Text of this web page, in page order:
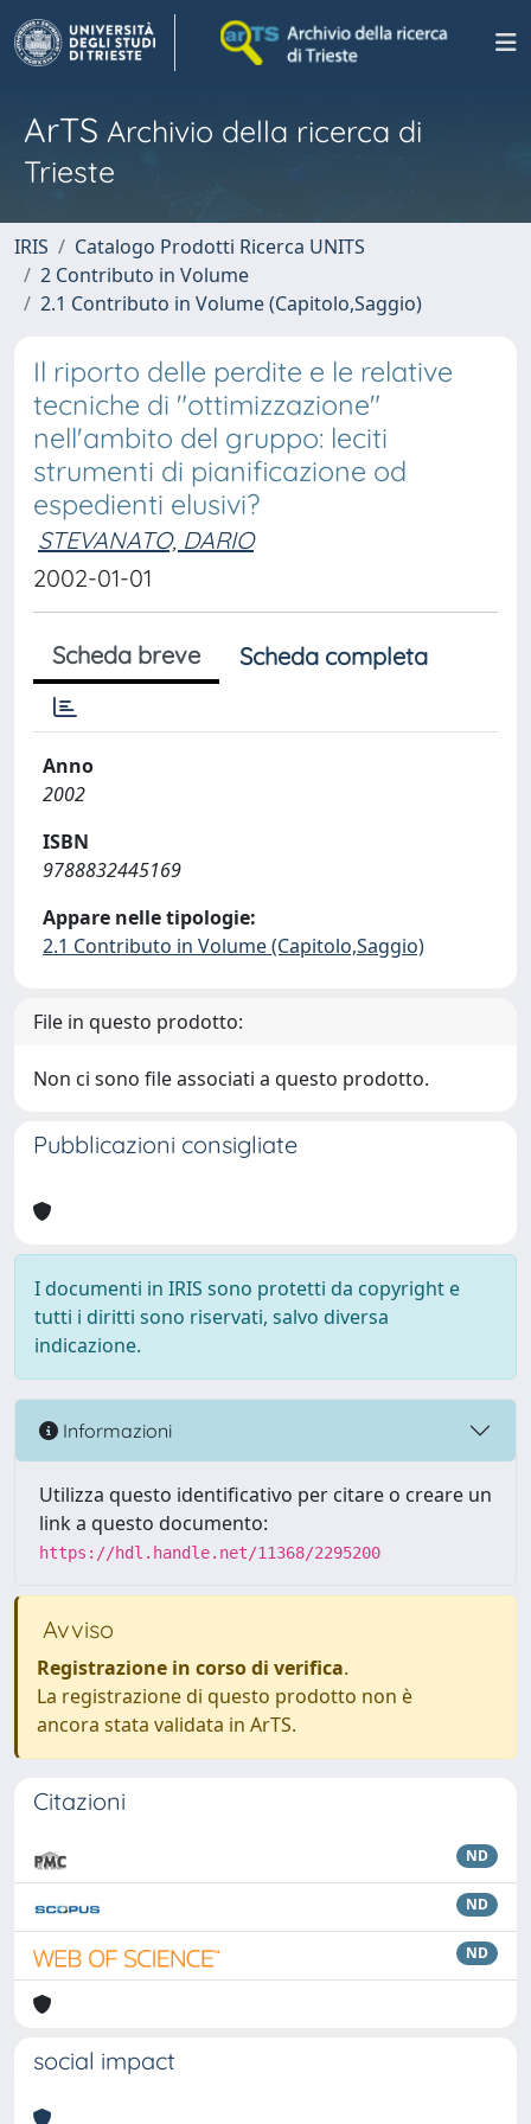
ArTS Archivio della ricerca di
Trieste
IRIS
Catalogo Prodotti Ricerca UNITS
2 Contributo in Volume
2.1 Contributo in Volume (Capitolo,Saggio)
Il riporto delle perdite e le relative
tecniche di "ottimizzazione"
nell'ambito del gruppo: leciti
strumenti di pianificazione od
espedienti elusivi?
STEVANATO, DARIO
2002-01-01
Scheda breve Scheda completa
Anno
2002
ISBN
9788832445169
Appare nelle tipologie:
2.1 Contributo in Volume (Capitolo,Saggio)
File in questo prodotto:
Non ci sono file associati a questo prodotto.
Pubblicazioni consigliate
I documenti in IRIS sono protetti da copyright e
tutti i diritti sono riservati, salvo diversa
indicazione.
Informazioni
Utilizza questo identificativo per citare o creare un
link a questo documento:
https://hdl.handle.net/11368/2295200
Avviso
Registrazione in corso di verifica.
La registrazione di questo prodotto non è
ancora stata validata in ArTS.
Citazioni
ND
ND
ND
social impact